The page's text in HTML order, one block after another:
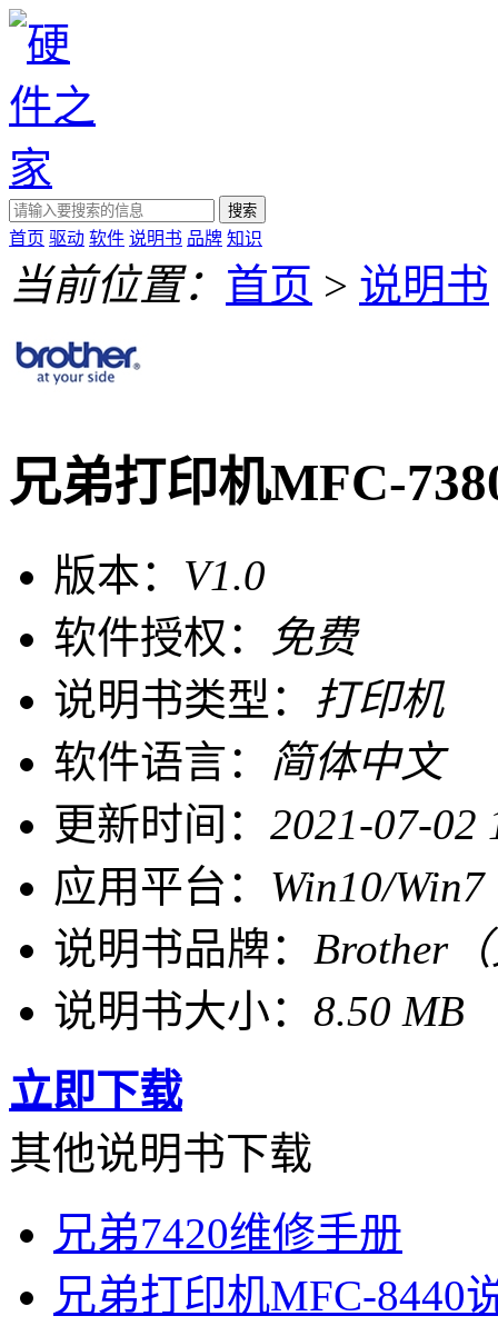
搜索
首页 驱动 软件 说明书 品牌 知识
当前位置： 首页 > 说明书
兄弟打印机MFC-
版本： V1.0
软件授权：
免费
说明书类型： 打印机
软件语言： 简体中文
更新时间： 2021-07-02
应用平台： Win10/Win7
说明书品牌： Brother
说明书大小： 8.50 MB
立即下载
其他说明书下载
兄弟7420维修手册
兄弟打印机MFC-8440